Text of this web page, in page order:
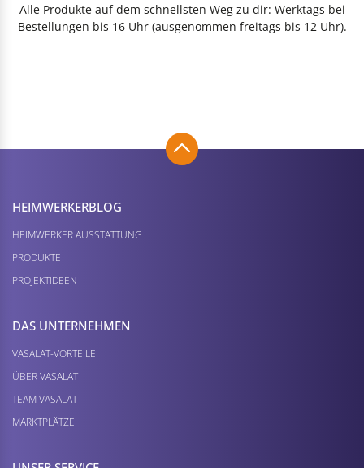
Alle Produkte auf dem schnellsten Weg zu dir: Werktags bei
Bestellungen bis 16 Uhr (ausgenommen freitags bis 12 Uhr).
HEIMWERKER­BLOG
HEIMWERKER AUSSTATTUNG
PRODUKTE
PROJEKTIDEEN
DAS UNTERNEHMEN
VASALAT-VORTEILE
ÜBER VASALAT
TEAM VASALAT
MARKTPLÄTZE